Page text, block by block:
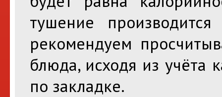
тушение
рекомендуем
блюда, исходя из учёта
по закладке.